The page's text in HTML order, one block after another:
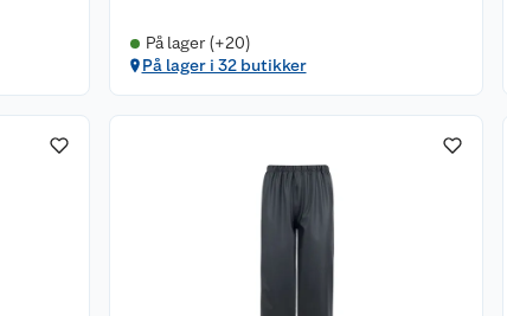
På lager (+20)
På lager i 32 butikker